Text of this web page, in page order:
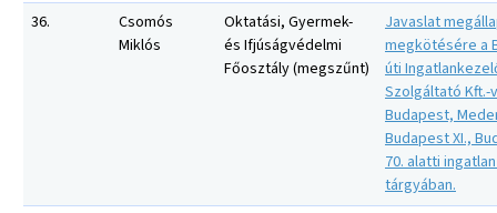
36.
Csomós
Miklós
Oktatási, Gyermek-
és Ifjúságvédelmi
Főosztály (megszűnt)
Javaslat
megkötésére a
úti
Szolgáltató Kft.-
Budapest,
Budapest XI.,
70. alatti
tárgyában.